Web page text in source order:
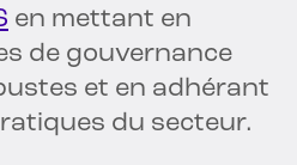
en mettant en
de gouvernance
et en adhérant
du secteur.